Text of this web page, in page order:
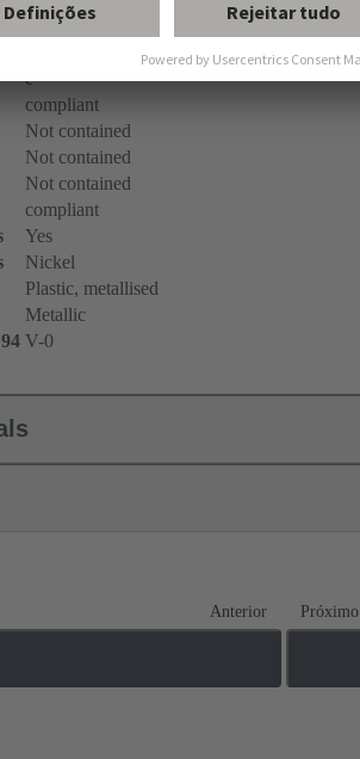
e
compliant
Not contained
Not contained
Not contained
compliant
Yes
Nickel
Plastic, metallised
Metallic
V-0
Anterior Próximo